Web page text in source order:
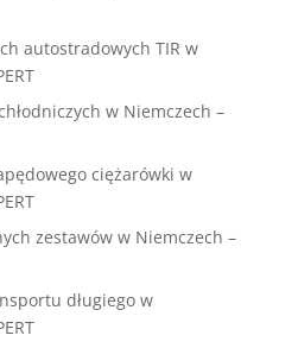
autostradowych TIR w
w Niemczech –
ciężarówki w
zestawów w Niemczech –
długiego w